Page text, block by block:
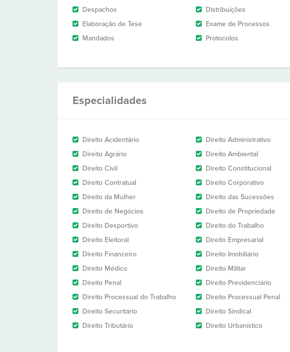
Despachos
Distribuições
Elaboração de Tese
Exame de Processos
Mandados
Protocolos
Especialidades
Direito Acidentário Direito Administrativo
Direito Agrário
Direito Ambiental
Direito Civil
Direito Constitucional
Direito Contratual
Direito Corporativo
Direito da Mulher
Direito das Sucessões
Direito de Negócios
Direito de Propriedade
Direito Desportivo
Direito do Trabalho
Direito Eleitoral
Direito Empresarial
Direito Financeiro
Direito Imobiliário
Direito Médico
Direito Militar
Direito Penal
Direito Previdenciário
Direito Processual do Trabalho
Direito Processual Penal
Direito Securitário
Direito Sindical
Direito Tributário
Direito Urbanístico